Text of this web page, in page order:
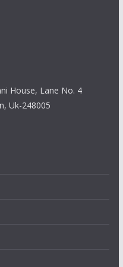
House, Lane No. 4
Uk-248005